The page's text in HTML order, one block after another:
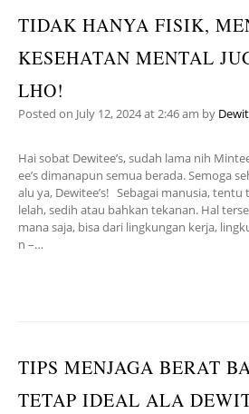
TIDAK HANYA FISIK,
KESEHATAN MENTAL
LHO!
Posted on July 12, 2024at 2:46 am by
Hai sobat Dewitee’s, sudah lama nih
ee’s dimanapun semua berada. Semoga
alu ya, Dewitee’s! Sebagai manusia,
lelah, sedih atau bahkan tekanan. Hal
mana saja, bisa dari lingkungan kerja,
n –…
TIPS MENJAGA BERAT
TETAP IDEAL ALA